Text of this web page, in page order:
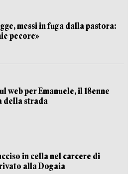
messi in fuga dalla pastora:
pecore»
web per Emanuele, il 18enne
della strada
in cella nel carcere di
alla Dogaia